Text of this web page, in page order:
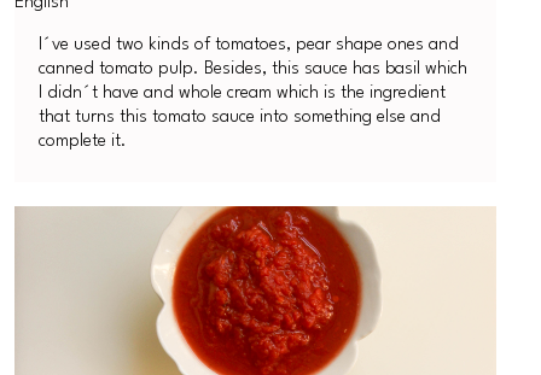
I´ve used two kinds of tomatoes, pear shape ones and
canned tomato pulp. Besides, this sauce has basil which
I didn´t have and whole cream which is the ingredient
that turns this tomato sauce into something else and
complete it.